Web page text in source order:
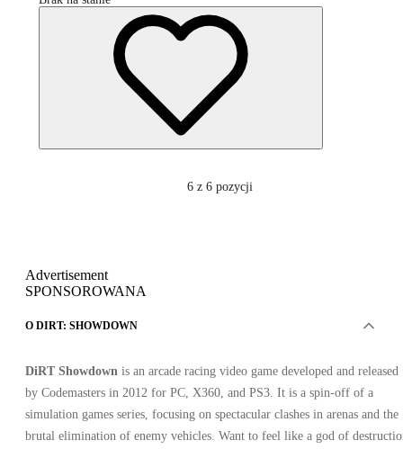
6 z 6 pozycji
Advertisement
SPONSOROWANA
O DIRT: SHOWDOWN
DiRT Showdown is an arcade racing video game developed and released
by Codemasters in 2012 for PC, X360, and PS3. It is a spin-off of a
simulation games series, focusing on spectacular clashes in arenas and the
brutal elimination of enemy vehicles. Want to feel like a god of